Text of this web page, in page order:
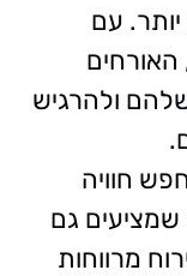
עם
ולהרגיש
חוויה
שמציעים גם
מרווחות